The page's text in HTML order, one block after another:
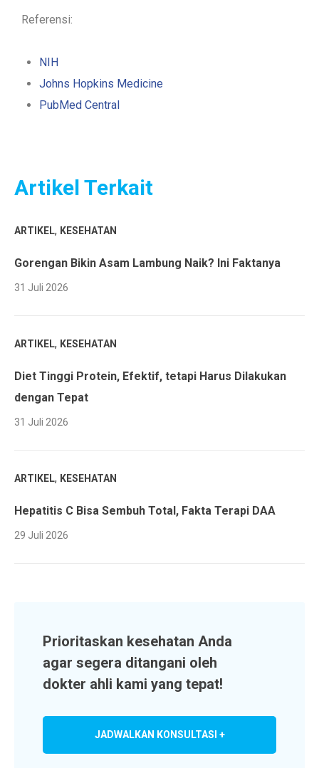
Referensi:
NIH
Johns Hopkins Medicine
PubMed Central
Artikel Terkait
ARTIKEL, KESEHATAN
Gorengan Bikin Asam Lambung Naik? Ini Faktanya
31 Juli 2026
ARTIKEL, KESEHATAN
Diet Tinggi Protein, Efektif, tetapi Harus Dilakukan
dengan Tepat
31 Juli 2026
ARTIKEL, KESEHATAN
Hepatitis C Bisa Sembuh Total, Fakta Terapi DAA
29 Juli 2026
Prioritaskan kesehatan Anda
agar segera ditangani oleh
dokter ahli kami yang tepat!
JADWALKAN KONSULTASI +